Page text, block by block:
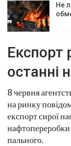
Не
Експорт
останні
8 червня
на ринку
експорт сирої
нафтопереробки
пального.